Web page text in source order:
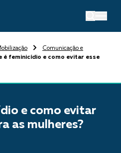
Comunicação e
é feminicídio e como evitar esse
e como evitar
as mulheres?